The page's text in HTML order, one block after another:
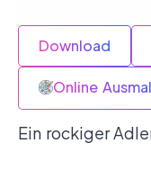
Download
Online
Ein rockiger